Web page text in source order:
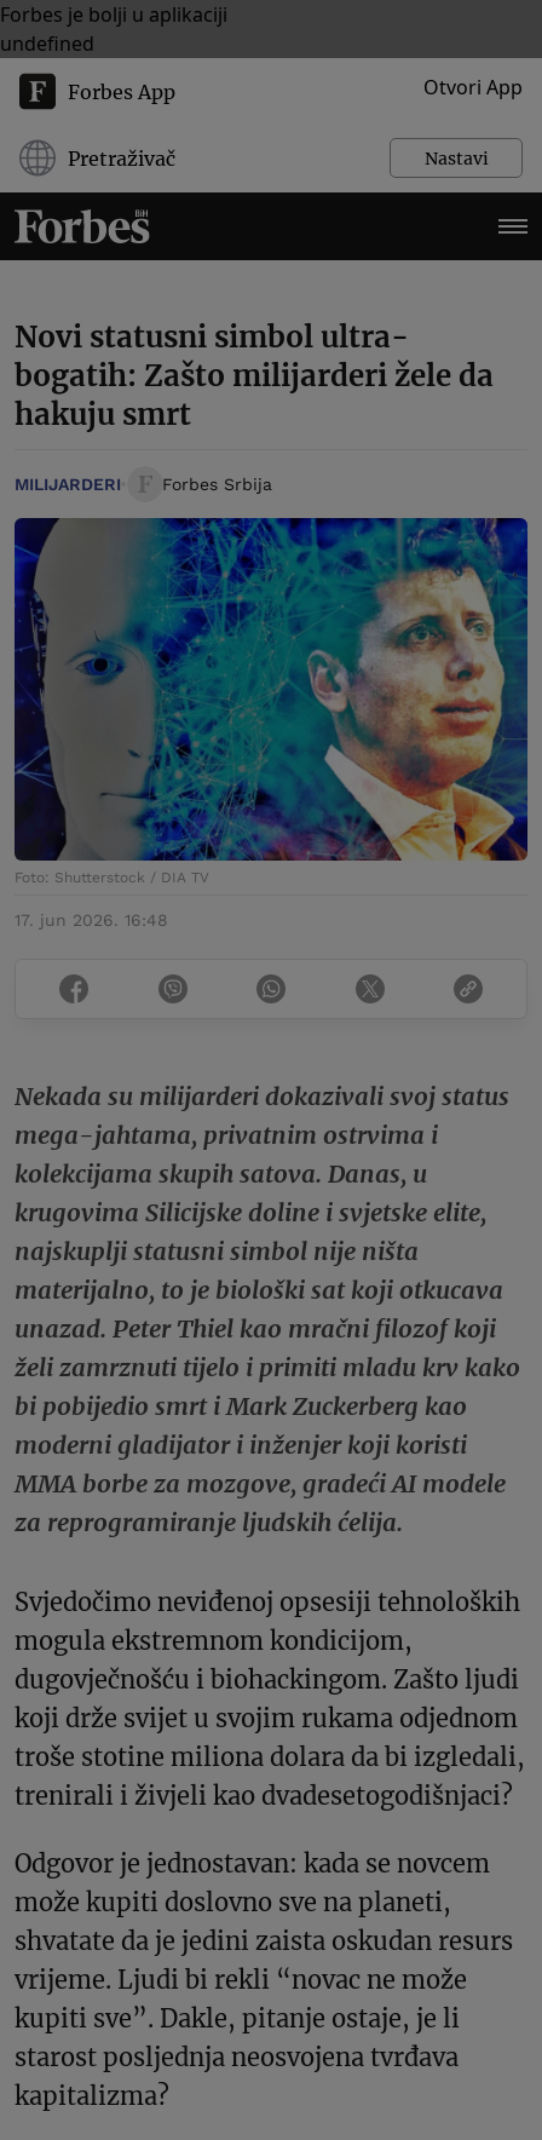
Forbes je bolji u aplikaciji
undefined
Forbes App Otvori App
Pretraživač Nastavi
Novi statusni simbol ultra-
bogatih: Zašto milijarderi žele da
hakuju smrt
MILIJARDERI Forbes Srbija
Foto: Shutterstock / DIA TV
17. jun 2026. 16:48
Nekada su milijarderi dokazivali svoj status
mega-jahtama, privatnim ostrvima i
kolekcijama skupih satova. Danas, u
krugovima Silicijske doline i svjetske elite,
najskuplji statusni simbol nije ništa
materijalno, to je biološki sat koji otkucava
unazad. Peter Thiel kao mračni filozof koji
želi zamrznuti tijelo i primiti mladu krv kako
bi pobijedio smrt i Mark Zuckerberg kao
moderni gladijator i inženjer koji koristi
MMA borbe za mozgove, gradeći AI modele
za reprogramiranje ljudskih ćelija.
Svjedočimo neviđenoj opsesiji tehnoloških
mogula ekstremnom kondicijom,
dugovječnošću i biohackingom. Zašto ljudi
koji drže svijet u svojim rukama odjednom
troše stotine miliona dolara da bi izgledali,
trenirali i živjeli kao dvadesetogodišnjaci?
Odgovor je jednostavan: kada se novcem
može kupiti doslovno sve na planeti,
shvatate da je jedini zaista oskudan resurs
vrijeme. Ljudi bi rekli “novac ne može
kupiti sve”. Dakle, pitanje ostaje, je li
starost posljednja neosvojena tvrđava
kapitalizma?